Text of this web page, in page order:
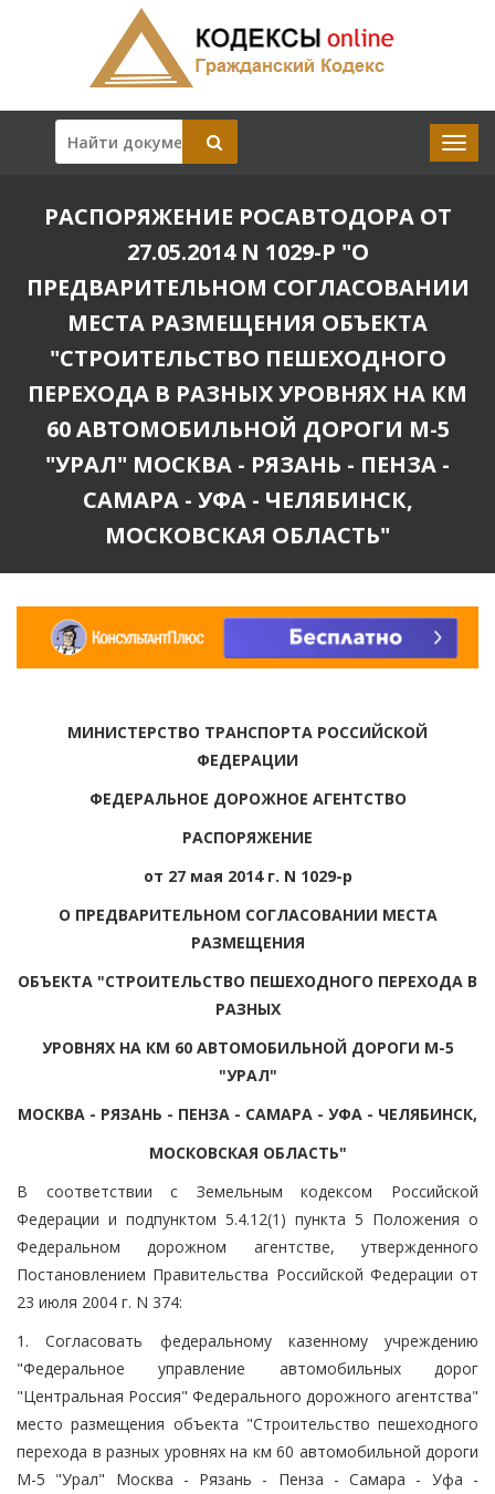
РАСПОРЯЖЕНИЕ РОСАВТОДОРА ОТ
27.05.2014 N 1029-Р "О
ПРЕДВАРИТЕЛЬНОМ СОГЛАСОВАНИИ
МЕСТА РАЗМЕЩЕНИЯ ОБЪЕКТА
"СТРОИТЕЛЬСТВО ПЕШЕХОДНОГО
ПЕРЕХОДА В РАЗНЫХ УРОВНЯХ НА КМ
60 АВТОМОБИЛЬНОЙ ДОРОГИ М-5
"УРАЛ" МОСКВА - РЯЗАНЬ - ПЕНЗА -
САМАРА - УФА - ЧЕЛЯБИНСК,
МОСКОВСКАЯ ОБЛАСТЬ"
МИНИСТЕРСТВО ТРАНСПОРТА РОССИЙСКОЙ
ФЕДЕРАЦИИ
ФЕДЕРАЛЬНОЕ ДОРОЖНОЕ АГЕНТСТВО
РАСПОРЯЖЕНИЕ
от 27 мая 2014 г. N 1029-р
О ПРЕДВАРИТЕЛЬНОМ СОГЛАСОВАНИИ МЕСТА
РАЗМЕЩЕНИЯ
ОБЪЕКТА "СТРОИТЕЛЬСТВО ПЕШЕХОДНОГО ПЕРЕХОДА В
РАЗНЫХ
УРОВНЯХ НА КМ 60 АВТОМОБИЛЬНОЙ ДОРОГИ М-5
"УРАЛ"
МОСКВА - РЯЗАНЬ - ПЕНЗА - САМАРА - УФА - ЧЕЛЯБИНСК,
МОСКОВСКАЯ ОБЛАСТЬ"
В соответствии с Земельным кодексом Российской
Федерации и подпунктом 5.4.12(1) пункта 5 Положения о
Федеральном дорожном агентстве, утвержденного
Постановлением Правительства Российской Федерации от
23 июля 2004 г. N 374:
1. Согласовать федеральному казенному учреждению
"Федеральное управление автомобильных дорог
"Центральная Россия" Федерального дорожного агентства"
место размещения объекта "Строительство пешеходного
перехода в разных уровнях на км 60 автомобильной дороги
М-5 "Урал" Москва - Рязань - Пенза - Самара - Уфа -